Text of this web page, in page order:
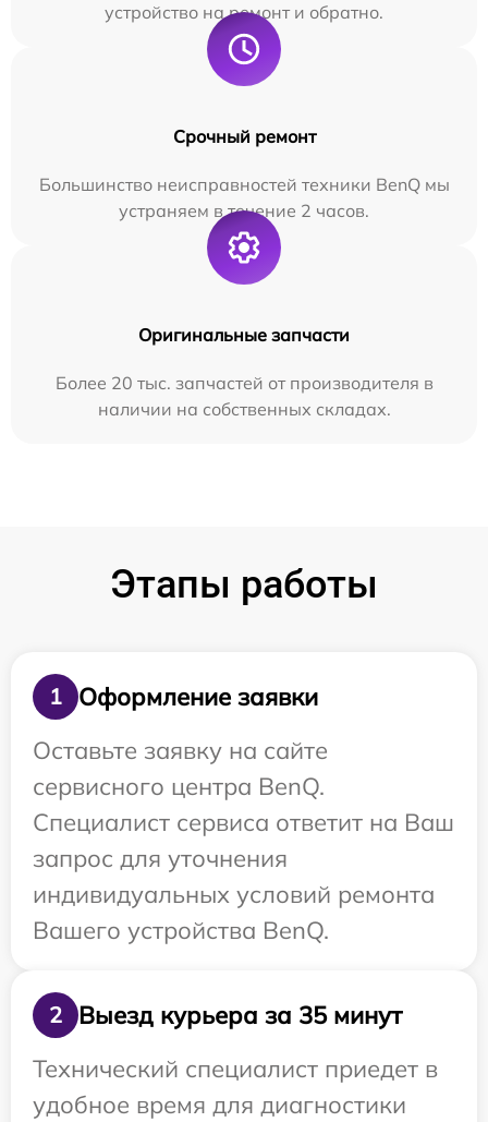
устройство на ремонт и обратно.
Срочный ремонт
Большинство неисправностей техники BenQ мы
устраняем в течение 2 часов.
Оригинальные запчасти
Более 20 тыс. запчастей от производителя в
наличии на собственных складах.
Этапы работы
1
Оформление заявки
Оставьте заявку на сайте
сервисного центра BenQ.
Специалист сервиса ответит на Ваш
запрос для уточнения
индивидуальных условий ремонта
Вашего устройства BenQ.
2
Выезд курьера за 35 минут
Технический специалист приедет в
удобное время для диагностики